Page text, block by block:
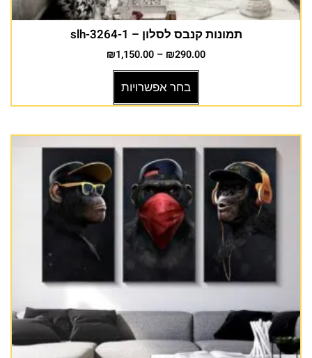
תמונות קנבס לסלון – slh-3264-1
₪290.00
–
₪1,150.00
בחר אפשרויות